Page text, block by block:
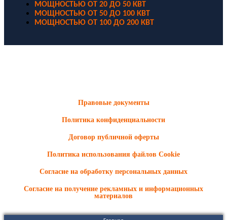
МОЩНОСТЬЮ ОТ 20 ДО 50 КВТ
МОЩНОСТЬЮ ОТ 50 ДО 100 КВТ
МОЩНОСТЬЮ ОТ 100 ДО 200 КВТ
Правовые документы
Политика конфиденциальности
Договор публичной оферты
Политика использования файлов Cookie
Согласие на обработку персональных данных
Согласие на получение рекламных и информационных
материалов